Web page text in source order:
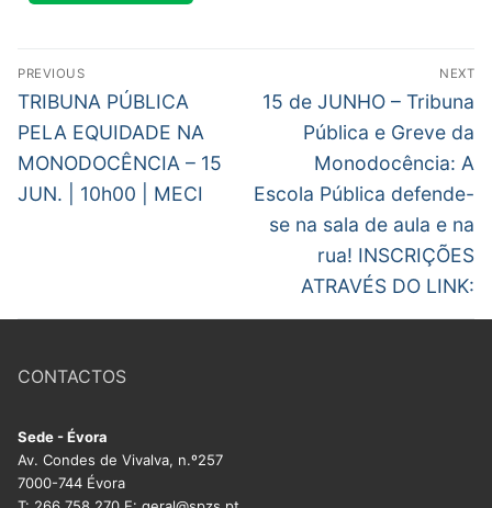
Navegação
de
artigos
PREVIOUS
Previous
post:
TRIBUNA PÚBLICA
PELA EQUIDADE NA
MONODOCÊNCIA – 15
JUN. | 10h00 | MECI
NEXT
Next
15 de JUNHO – Tribuna
Pública e Greve da
Monodocência: A
Escola Pública defende-
se na sala de aula e na
rua! INSCRIÇÕES
ATRAVÉS DO LINK:
CONTACTOS
Sede - Évora
Av. Condes de Vivalva, n.º257
7000-744 Évora